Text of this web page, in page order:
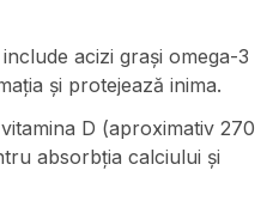
acizi grași omega-3
și protejează inima.
D (aproximativ 270
absorbția calciului și